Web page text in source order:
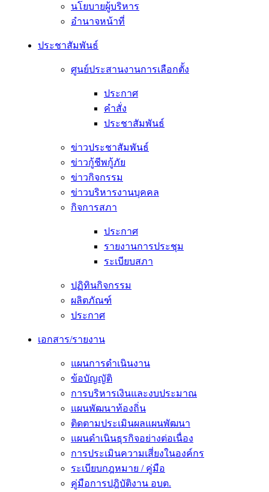
นโยบายผู้บริหาร
อํานาจหน้าที่
ประชาสัมพันธ์
ศูนย์ประสานงานการเลือกตั้ง
ประกาศ
คำสั่ง
ประชาสัมพันธ์
ข่าวประชาสัมพันธ์
ข่าวกู้ชีพกู้ภัย
ข่าวกิจกรรม
ข่าวบริหารงานบุคคล
กิจการสภา
ประกาศ
รายงานการประชุม
ระเบียบสภา
ปฏิทินกิจกรรม
ผลิตภัณฑ์
ประกาศ
เอกสาร/รายงาน
แผนการดำเนินงาน
ข้อบัญญัติ
การบริหารเงินและงบประมาณ
แผนพัฒนาท้องถิ่น
ติดตามประเมินผลแผนพัฒนา
แผนดำเนินธุรกิจอย่างต่อเนื่อง
การประเมินความเสี่ยงในองค์กร
ระเบียบกฎหมาย / คู่มือ
คู่มือการปฎิบัติงาน อบต.